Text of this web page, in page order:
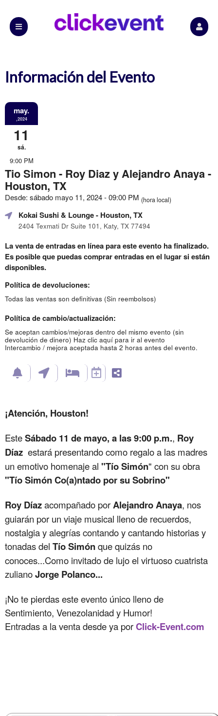
Información del Evento
may.
,2024
11
sá.
9:00 PM
Tio Simon - Roy Diaz y Alejandro Anaya -
Houston, TX
Desde: sábado mayo 11, 2024 - 09:00 PM (hora local)
Kokai Sushi & Lounge- Houston, TX
2404 Texmati Dr Suite 101, Katy, TX 77494
La venta de entradas en línea para este evento ha finalizado.
Es posible que puedas comprar entradas en el lugar si están
disponibles.
Política de devoluciones:
Todas las ventas son definitivas (Sin reembolsos)
Política de cambio/actualización:
Se aceptan cambios/mejoras dentro del mismo evento (sin
devolución de dinero) Haz clic aquí para ir al evento
Intercambio / mejora aceptada hasta 2 horas antes del evento.
¡Atención, Houston!
EsteSábado 11 de mayo, a las 9:00 p.m., Roy
Díaz estará presentando como regalo a las madres
un emotivo homenaje al "Tío Simón" con su obra
"Tío Simón Co(a)ntado por su Sobrino"
Roy Díazacompañado porAlejandro Anaya, nos
guiarán por un viaje musical lleno de recuerdos,
nostalgia y alegrías contando y cantando historias y
tonadas del Tío Simónque quizás no
conoces...Como invitado de lujo el virtuoso cuatrista
zulianoJorge Polanco...
¡No te pierdas este evento único lleno de
Sentimiento, Venezolanidad y Humor!
Entradas a la venta desde ya por Click-Event.com